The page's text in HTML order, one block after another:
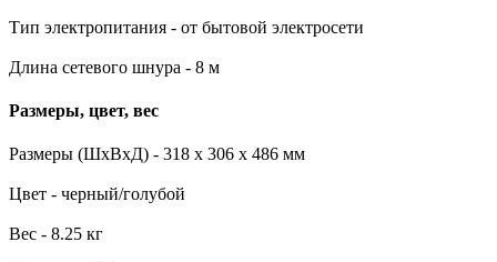
Тип электропитания - от бытовой электросети
Длина сетевого шнура - 8 м
Размеры, цвет, вес
Размеры (ШхВхД) - 318 х 306 х 486 мм
Цвет - черный/голубой
Вес - 8.25 кг